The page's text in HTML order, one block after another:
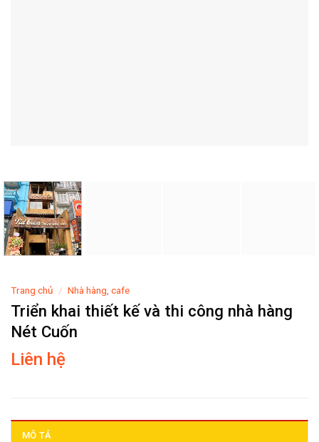
Trang chủ / Nhà hàng, cafe
Triển khai thiết kế và thi công nhà hàng
Nét Cuốn
Liên hệ
MÔ TẢ